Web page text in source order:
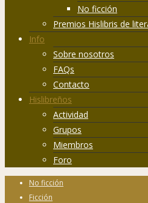
No ficción
Premios Hislibris de
Info
Sobre nosotros
FAQs
Contacto
Hislibreños
Actividad
Grupos
Miembros
Foro
No ficción
Ficción